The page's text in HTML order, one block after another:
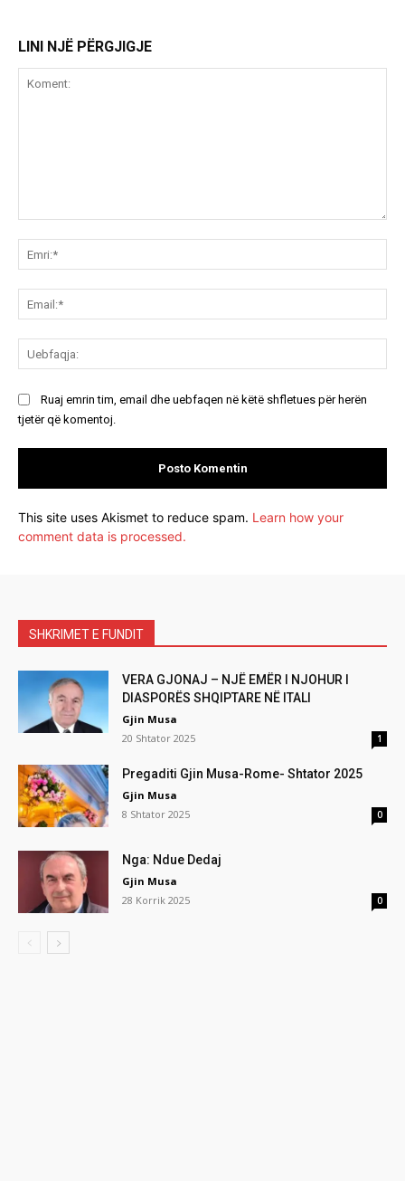
LINI NJË PËRGJIGJE
Ruaj emrin tim, email dhe uebfaqen në këtë shfletues për herën
tjetër që komentoj.
This site uses Akismet to reduce spam. Learn how your
comment data is processed.
SHKRIMET E FUNDIT
VERA GJONAJ – NJË EMËR I NJOHUR I
DIASPORËS SHQIPTARE NË ITALI
Gjin Musa
20 Shtator 2025
1
Pregaditi Gjin Musa-Rome- Shtator 2025
Gjin Musa
8 Shtator 2025
0
Nga: Ndue Dedaj
Gjin Musa
28 Korrik 2025
0